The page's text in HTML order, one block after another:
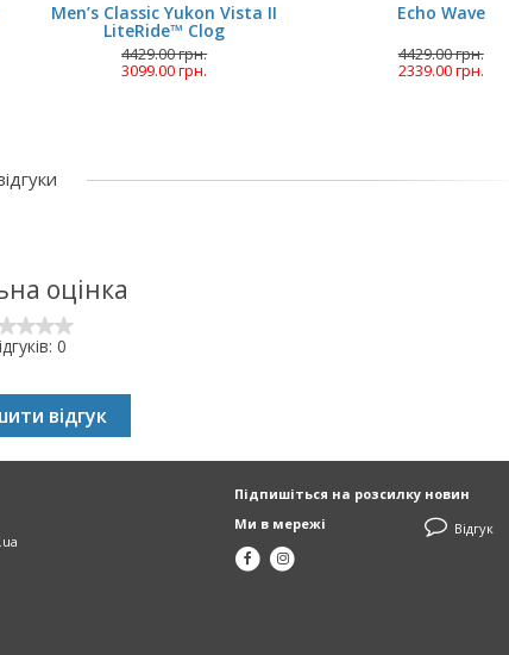
Men’s Classic Yukon Vista II
LiteRide™ Clog
4429.00 грн.
3099.00 грн.
Echo Wave
4429.00 грн.
2339.00 грн.
оцінка
0
відгук
Підпишіться на розсилку новин
Ми в мережі
Відгук